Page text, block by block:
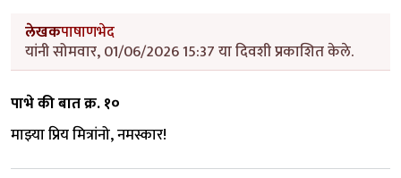
लेखकपाषाणभेद
यांनी सोमवार, 01/06/2026 15:37 या दिवशी प्रकाशित केले.
पाभे की बात क्र. १०
माझ्या प्रिय मित्रांनो, नमस्कार!